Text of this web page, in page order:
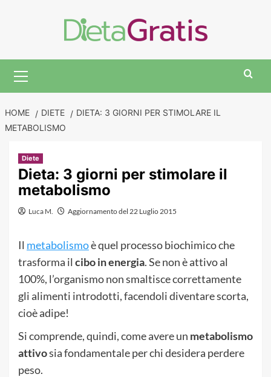
Menu
HOME DIETE
DIETA: 3 GIORNI PER STIMOLARE IL
METABOLISMO
Diete
Dieta: 3 giorni per stimolare il
metabolismo
Luca M. Aggiornamento del 22 Luglio 2015
Il metabolismoè quel processo biochimico che
trasforma il cibo in energia. Se non è attivo al
100%, l’organismo non smaltisce correttamente
gli alimenti introdotti, facendoli diventare scorta,
cioè adipe!
Si comprende, quindi, come avere un metabolismo
attivosia fondamentale per chi desidera perdere
peso.